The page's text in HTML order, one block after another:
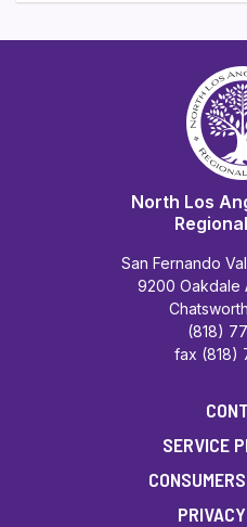
North Los
San Fernando
9200 Oakdale
(818)
fax (818)
SERVICE